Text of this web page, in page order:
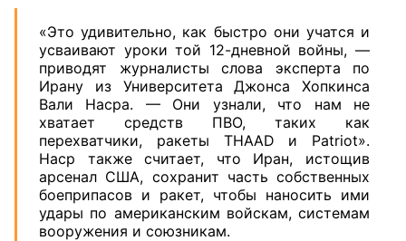
«Это удивительно, как быстро они учатся и
усваивают уроки той 12-дневной войны, —
приводят журналисты слова эксперта по
Ирану из Университета Джонса Хопкинса
Вали Насра. — Они узнали, что нам не
хватает средств ПВО, таких как
перехватчики, ракеты THAAD и Patriot».
Наср также считает, что Иран, истощив
арсенал США, сохранит часть собственных
боеприпасов и ракет, чтобы наносить ими
удары по американским войскам, системам
вооружения и союзникам.